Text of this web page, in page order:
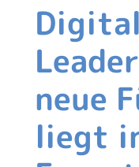
Digital
neue
liegt